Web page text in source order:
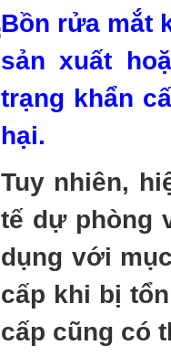
Bồn rửa mắt
sản xuất
trạng khẩn
hại.
Tuy nhiên,
tế dự phòng
dụng với
cấp khi bị
cấp cũng có